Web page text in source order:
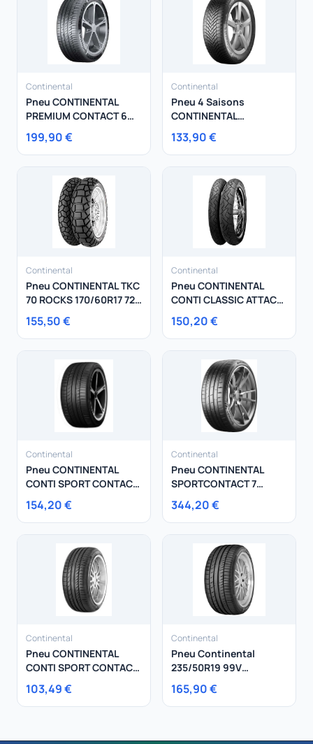
Continental
Pneu CONTINENTAL
PREMIUM CONTACT 6
SUV 255/50R20 109H
199,90 €
Continental
Pneu 4 Saisons
CONTINENTAL
225/50R17 98V
AllSeasonContact XL
133,90 €
Continental
Pneu CONTINENTAL TKC
70 ROCKS 170/60R17 72
S
155,50 €
Continental
Pneu CONTINENTAL
CONTI CLASSIC ATTACK
120/90R18 65 V
150,20 €
Continental
Pneu CONTINENTAL
CONTI SPORT CONTACT
5P 235/35R19 91Y
154,20 €
Continental
Pneu CONTINENTAL
SPORTCONTACT 7
325/30R21 108Y
344,20 €
Continental
Pneu CONTINENTAL
CONTI SPORT CONTACT
5 225/45R17 91Y
103,49 €
Continental
Pneu Continental
235/50R19 99V
ContiSportContact 5
165,90 €